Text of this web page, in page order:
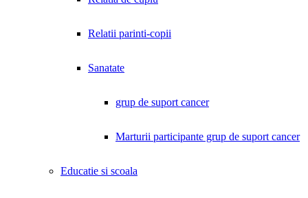
Relatii parinti-copii
Sanatate
grup de suport cancer
Marturii participante grup de suport cancer
Educatie si scoala